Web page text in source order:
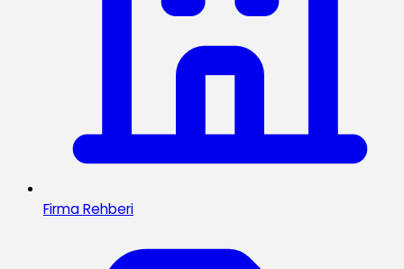
Firma Rehberi